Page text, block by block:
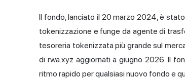
Il fondo, lanciato il 20 marzo 2024, è
tokenizzazione e funge da agente di
tesoreria tokenizzata più grande sul
di rwa.xyz aggiornati a giugno 2026. Il
ritmo rapido per qualsiasi nuovo fondo e